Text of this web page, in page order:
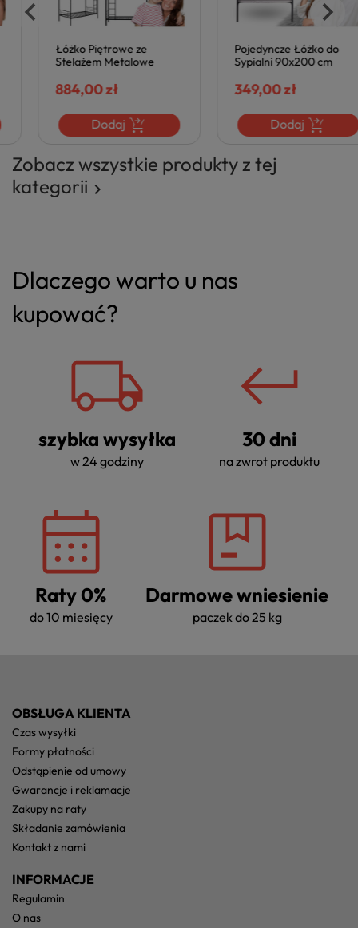
Łóżko Piętrowe ze
Stelażem Metalowe
Dziecięce Nowoczesne
Czarne ELDAVA
884,00 zł
Dodaj
Pojedyncze Łóżko do
Sypialni 90x200 cm
Nowoczesne Czarne
349,00 zł
Dodaj
Zobacz wszystkie produkty z tej
kategorii 
Dlaczego warto u nas
kupować?
szybka wysyłka
w 24 godziny
30 dni
na zwrot produktu
Raty 0%
do 10 miesięcy
Darmowe wniesienie
paczek do 25 kg
OBSŁUGA KLIENTA
czas wysyłki
formy płatności
odstąpienie od umowy
gwarancje i reklamacje
zakupy na raty
składanie zamówienia
kontakt z nami
INFORMACJE
regulamin
o nas